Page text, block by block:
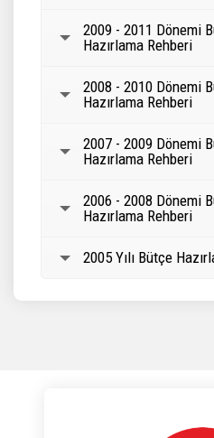
2009 - 2011 Dönemi
Hazırlama Rehberi
2008 - 2010 Dönemi
Hazırlama Rehberi
2007 - 2009 Dönemi
Hazırlama Rehberi
2006 - 2008 Dönemi
Hazırlama Rehberi
2005 Yılı Bütçe